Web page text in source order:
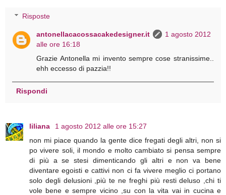
Risposte
antonellacacossacakedesigner.it
1 agosto 2012
alle ore 16:18
Grazie Antonella mi invento sempre cose stranissime..
ehh eccesso di pazzia!!
Rispondi
liliana
1 agosto 2012 alle ore 15:27
non mi piace quando la gente dice fregati degli altri, non si
po vivere soli, il mondo e molto cambiato si pensa sempre
di più a se stesi dimenticando gli altri e non va bene
diventare egoisti e cattivi non ci fa vivere meglio ci portano
solo degli delusioni ,più te ne freghi più resti deluso ,chi ti
vole bene e sempre vicino ,su con la vita vai in cucina e